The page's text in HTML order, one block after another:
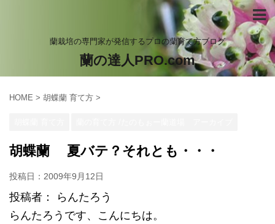
蘭栽培の専門家が発信するプロの蘭育て方ブログ
蘭の達人PRO.com
HOME > 胡蝶蘭 育て方 >
胡蝶蘭 夏バテ？それとも・・・
投稿日： 2009年9月12日
投稿者： らんたろう
らんたろうです、こんにちは。